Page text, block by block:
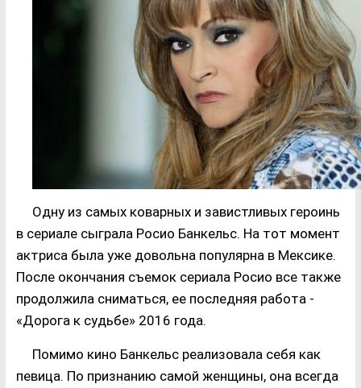
Одну из самых коварных и завистливых героинь
в сериале сыграла Росио Банкельс. На тот момент
актриса была уже довольна популярна в Мексике.
После окончания съемок сериала Росио все также
продолжила сниматься, ее последняя работа -
«Дорога к судьбе» 2016 года.
Помимо кино Банкельс реализовала себя как
певица. По признанию самой женщины, она всегда